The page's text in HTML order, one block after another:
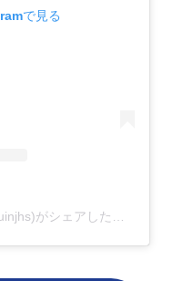
で見る
関西学院中学部(@kwanseigakuinjhs)がシェアした投稿